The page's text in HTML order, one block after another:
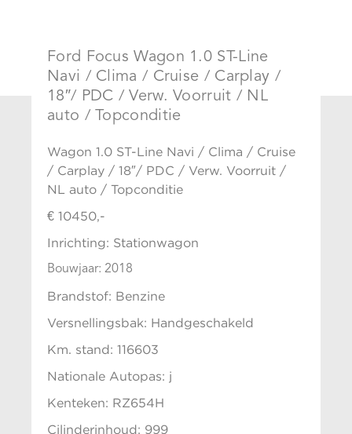
Ford Focus Wagon 1.0 ST-Line
Navi / Clima / Cruise / Carplay /
18″/ PDC / Verw. Voorruit / NL
auto / Topconditie
Wagon 1.0 ST-Line Navi / Clima / Cruise
/ Carplay / 18″/ PDC / Verw. Voorruit /
NL auto / Topconditie
€ 10450,-
Inrichting: Stationwagon
Bouwjaar: 2018
Brandstof: Benzine
Versnellingsbak: Handgeschakeld
Km. stand: 116603
Nationale Autopas: j
Kenteken: RZ654H
Cilinderinhoud: 999